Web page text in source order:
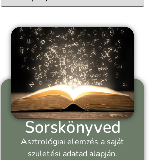
Sorskönyved
Asztrológiai elemzés a saját
születési adatad alapján.